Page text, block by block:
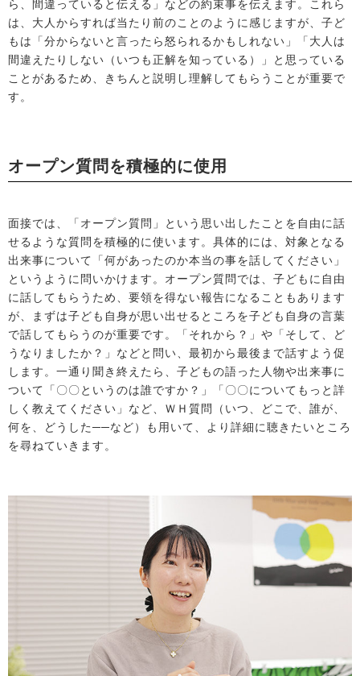
ら、間違っていると伝える」などの約束事を伝えます。これら
は、大人からすれば当たり前のことのように感じますが、子ど
もは「分からないと言ったら怒られるかもしれない」「大人は
間違えたりしない（いつも正解を知っている）」と思っている
ことがあるため、きちんと説明し理解してもらうことが重要で
す。
オープン質問を積極的に使用
面接では、「オープン質問」という思い出したことを自由に話
せるような質問を積極的に使います。具体的には、対象となる
出来事について「何があったのか本当の事を話してください」
というように問いかけます。オープン質問では、子どもに自由
に話してもらうため、要領を得ない報告になることもあります
が、まずは子ども自身が思い出せるところを子ども自身の言葉
で話してもらうのが重要です。「それから？」や「そして、ど
うなりましたか？」などと問い、最初から最後まで話すよう促
します。一通り聞き終えたら、子どもの語った人物や出来事に
ついて「〇〇というのは誰ですか？」「〇〇についてもっと詳
しく教えてください」など、ＷＨ質問（いつ、どこで、誰が、
何を、どうした──など）も用いて、より詳細に聴きたいところ
を尋ねていきます。